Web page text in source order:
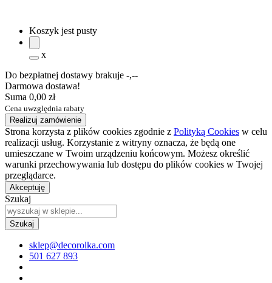
Koszyk jest pusty
x
Do bezpłatnej dostawy brakuje -,--
Darmowa dostawa!
Suma 0,00 zł
Cena uwzględnia rabaty
Realizuj zamówienie
Strona korzysta z plików cookies zgodnie z Polityką Cookies w celu
realizacji usług. Korzystanie z witryny oznacza, że będą one
umieszczane w Twoim urządzeniu końcowym. Możesz określić
warunki przechowywania lub dostępu do plików cookies w Twojej
przeglądarce.
Akceptuję
Szukaj
sklep@decorolka.com
501 627 893